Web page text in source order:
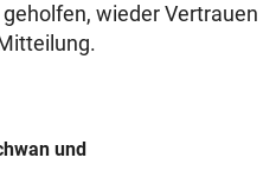
wieder Vertrauen
und